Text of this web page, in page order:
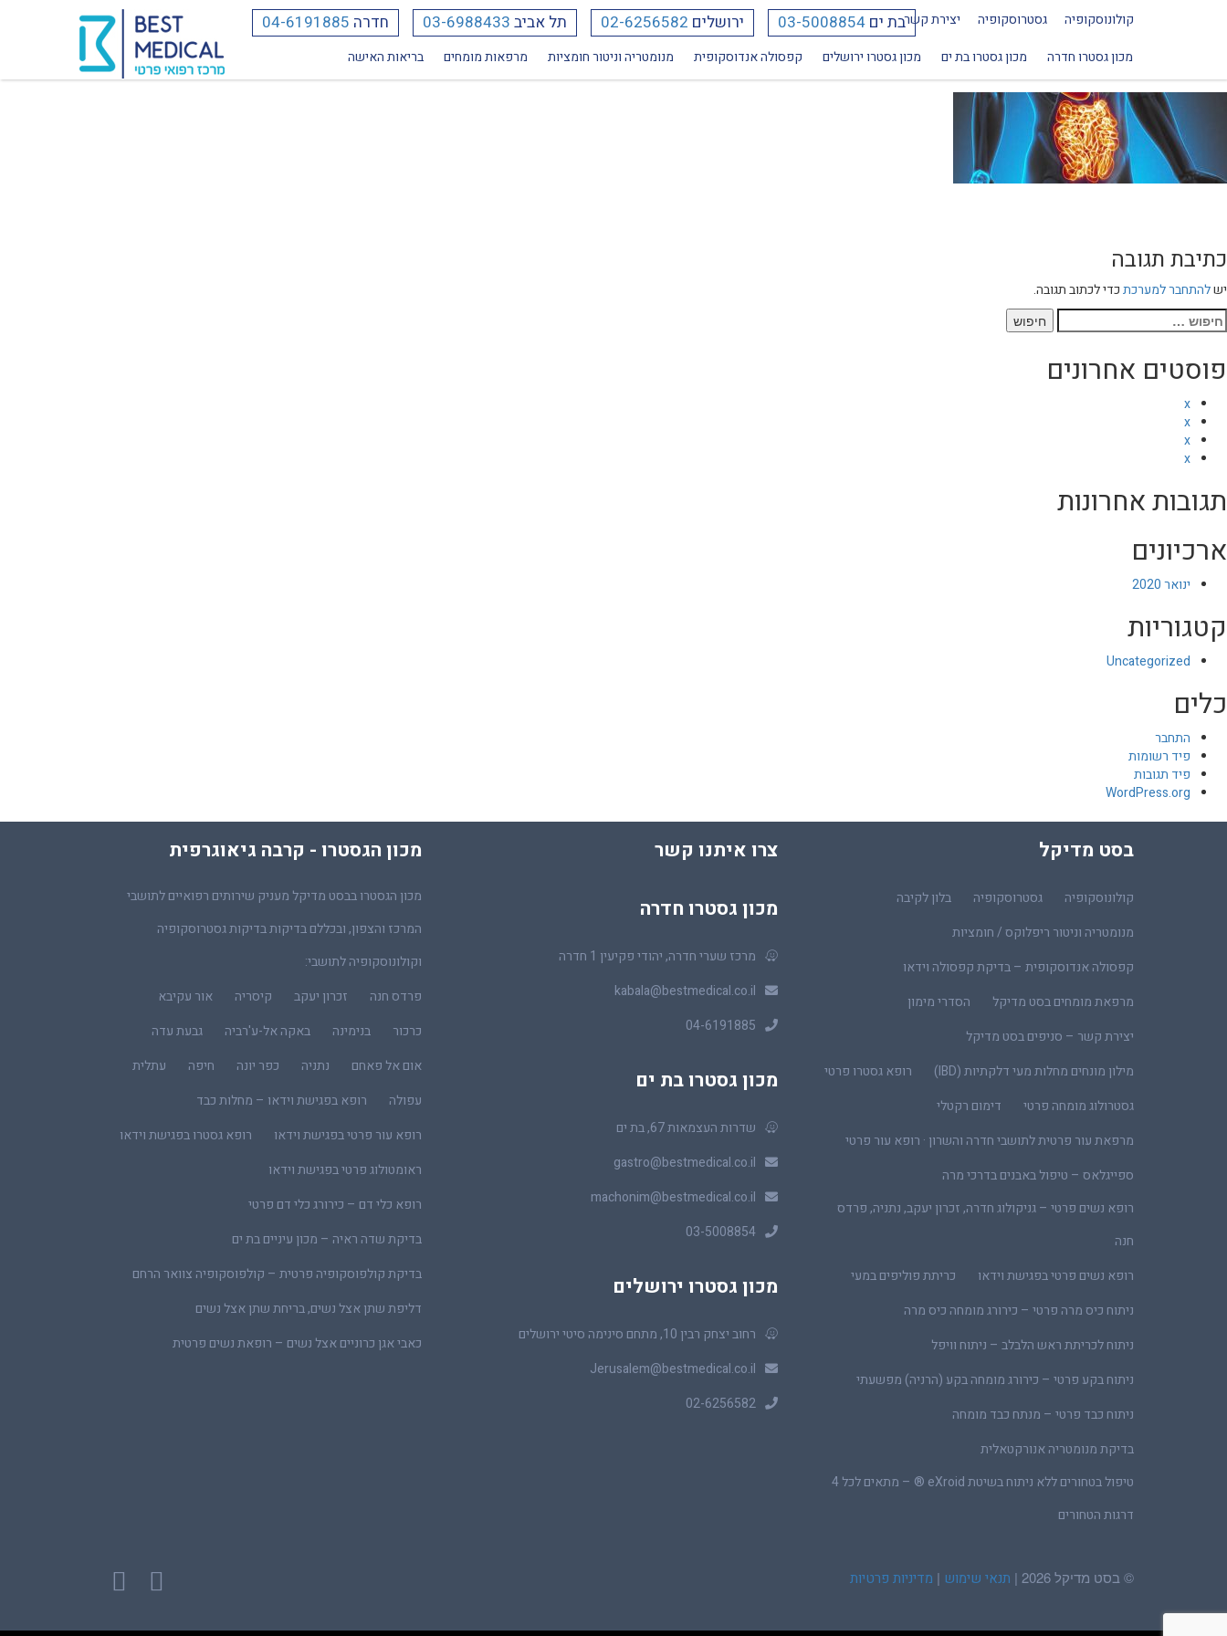
קולונוסקופיה גסטרוסקופיה יצירת קשר חדרה 04-6191885 תל אביב 03-6988433 ירושלים 02-6256582 בת ים 03-5008854
מכון גסטרו חדרה מכון גסטרו בת ים מכון גסטרו ירושלים קפסולה אנדוסקופית מנומטריה וניטור חומציות מרפאות מומחים בריאות האישה מחלת קרוהן אצל ילדים
כתיבת תגובה
ישלהתחבר למערכתכדי לכתוב תגובה.
חיפוש:
פוסטים אחרונים
x
x
x
x
תגובות אחרונות
ארכיונים
ינואר 2020
קטגוריות
Uncategorized
כלים
התחבר
פיד רשומות
פיד תגובות
WordPress.org
מכון הגסטרו - קרבה גיאוגרפית
מכון הגסטרו בבסט מדיקל מעניק שירותים רפואיים לתושבי
המרכז והצפון, ובכללם בדיקות בדיקות גסטרוסקופיה
וקולונוסקופיה לתושבי:
פרדס חנה
זכרון יעקב קיסריה
אור עקיבא
כרכור
בנימינה באקה אל-ע'רביה
גבעת עדה
אום אל פאחם
נתניה כפר יונה חיפה
עתלית
עפולה
רופא בפגישת וידאו – מחלות כבד
רופא עור פרטי בפגישת וידאו
רופא גסטרו בפגישת וידאו
ראומטולוג פרטי בפגישת וידאו
רופא כלי דם – כירורג כלי דם פרטי
בדיקת שדה ראיה – מכון עיניים בת ים
בדיקת קולפוסקופיה פרטית – קולפוסקופיה צוואר הרחם
דליפת שתן אצל נשים, בריחת שתן אצל נשים
כאבי אגן כרוניים אצל נשים – רופאת נשים פרטית
צרו איתנו קשר
מכון גסטרו חדרה
מרכז שערי חדרה, יהודי פקיעין 1 חדרה
kabala@bestmedical.co.il
04-6191885
מכון גסטרו בת ים
שדרות העצמאות 67, בת ים
gastro@bestmedical.co.il
machonim@bestmedical.co.il
03-5008854
מכון גסטרו ירושלים
רחוב יצחק רבין 10, מתחם סינימה סיטי ירושלים
Jerusalem@bestmedical.co.il
02-6256582
בסט מדיקל
קולונוסקופיה גסטרוסקופיה
בלון לקיבה
מנומטריה וניטור ריפלוקס / חומציות
קפסולה אנדוסקופית – בדיקת קפסולה וידאו
מרפאת מומחים בסט מדיקל
הסדרי מימון
יצירת קשר – סניפים בסט מדיקל
מילון מונחים מחלות מעי דלקתיות (IBD)
רופא גסטרו פרטי
גסטרולוג מומחה פרטי
דימום רקטלי
מרפאת עור פרטית לתושבי חדרה והשרון · רופא עור פרטי
ספייגלאס – טיפול באבנים בדרכי מרה
רופא נשים פרטי – גניקולוג חדרה, זכרון יעקב, נתניה, פרדס
חנה
רופא נשים פרטי בפגישת וידאו
כריתת פוליפים במעי
ניתוח כיס מרה פרטי – כירורג מומחה כיס מרה
ניתוח לכריתת ראש הלבלב – ניתוח וויפל
ניתוח בקע פרטי – כירורג מומחה בקע (הרניה) מפשעתי
ניתוח כבד פרטי – מנתח כבד מומחה
בדיקת מנומטריה אנורקטאלית
טיפול בטחורים ללא ניתוח בשיטת eXroid ® – מתאים לכל 4
דרגות הטחורים
© בסט מדיקל 2026 | תנאי שימוש | מדיניות פרטיות